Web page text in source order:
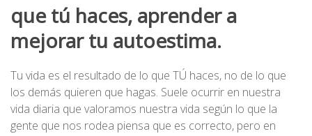
que tú haces, aprender a
mejorar tu autoestima.
Tu vida es el resultado de lo que TÚ haces, no de lo que
los demás quieren que hagas. Suele ocurrir en nuestra
vida diaria que valoramos nuestra vida según lo que la
gente que nos rodea piensa que es correcto, pero en